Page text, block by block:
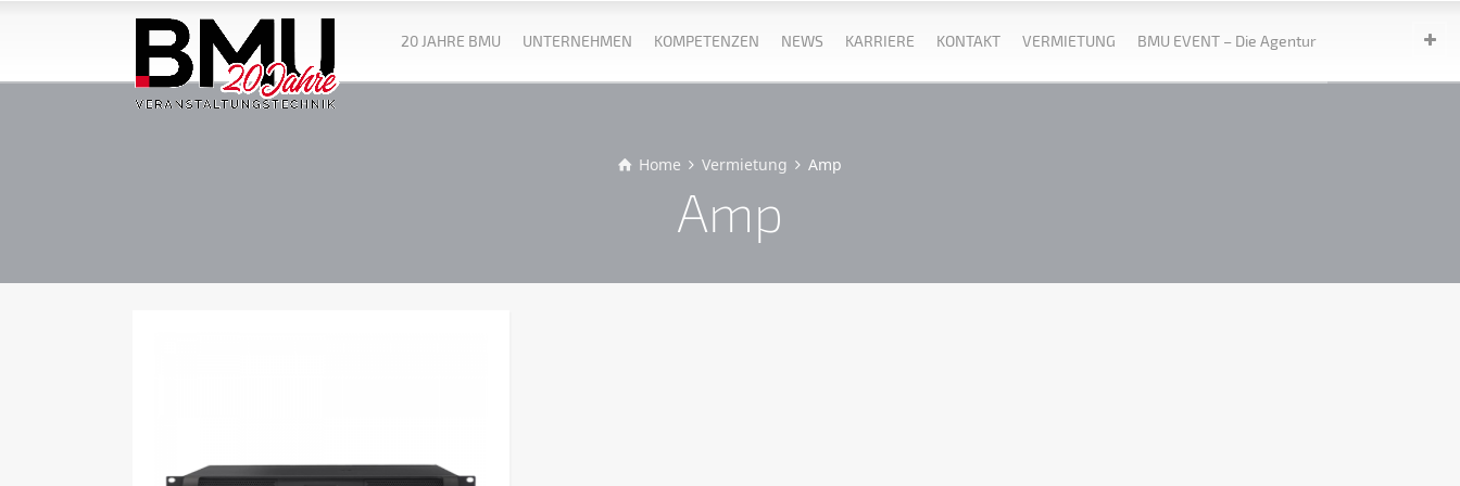
20 JAHRE BMU UNTERNEHMEN KOMPETENZEN NEWS KARRIERE KONTAKT VERMIETUNG BMU EVENT – Die Agentur
Home Vermietung Amp
Amp